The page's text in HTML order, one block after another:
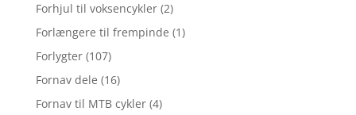
Forhjul til voksencykler (2)
Forlængere til frempinde (1)
Forlygter (107)
Fornav dele (16)
Fornav til MTB cykler (4)